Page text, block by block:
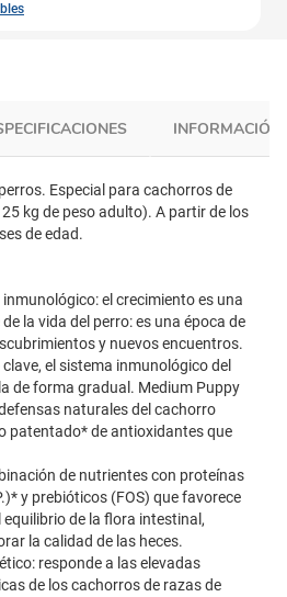
Especial para cachorros de
kg de peso adulto). A partir de los
de edad.
el crecimiento es una
la vida del perro: es una época de
y nuevos encuentros.
el sistema inmunológico del
de forma gradual. Medium Puppy
naturales del cachorro
patentado* de antioxidantes que
de nutrientes con proteínas
y prebióticos (FOS) que favorece
equilibrio de la flora intestinal,
la calidad de las heces.
responde a las elevadas
de los cachorros de razas de